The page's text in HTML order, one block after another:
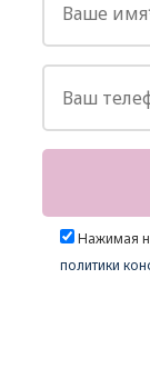
Нажимая
политики